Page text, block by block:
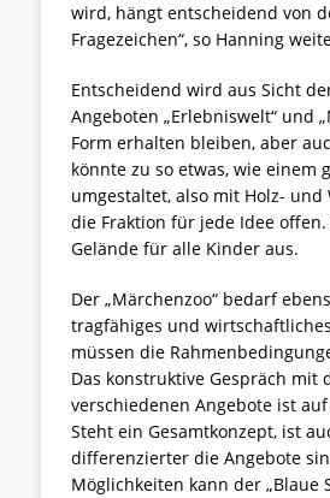
wird, hängt entscheidend von
Fragezeichen“, so Hanning
Entscheidend wird aus Sicht
Angeboten „Erlebniswelt“ und
Form erhalten bleiben, aber
könnte zu so etwas, wie
umgestaltet, also mit Holz-
die Fraktion für jede Idee
Gelände für alle Kinder aus.
Der „Märchenzoo“ bedarf
tragfähiges und
müssen die
Das konstruktive Gespräch
verschiedenen Angebote ist
Steht ein Gesamtkonzept, ist
differenzierter die Angebote
Möglichkeiten kann der „Blaue